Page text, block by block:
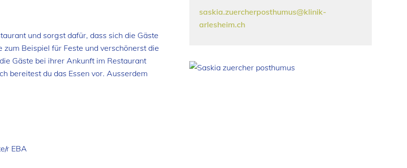
und sorgst dafür, dass sich die Gäste
Beispiel für Feste und verschönerst die
Gäste bei ihrer Ankunft im Restaurant
bereitest du das Essen vor. Ausserdem
r EBA
saskia.zuercherposthumus@klinik-
arlesheim.ch